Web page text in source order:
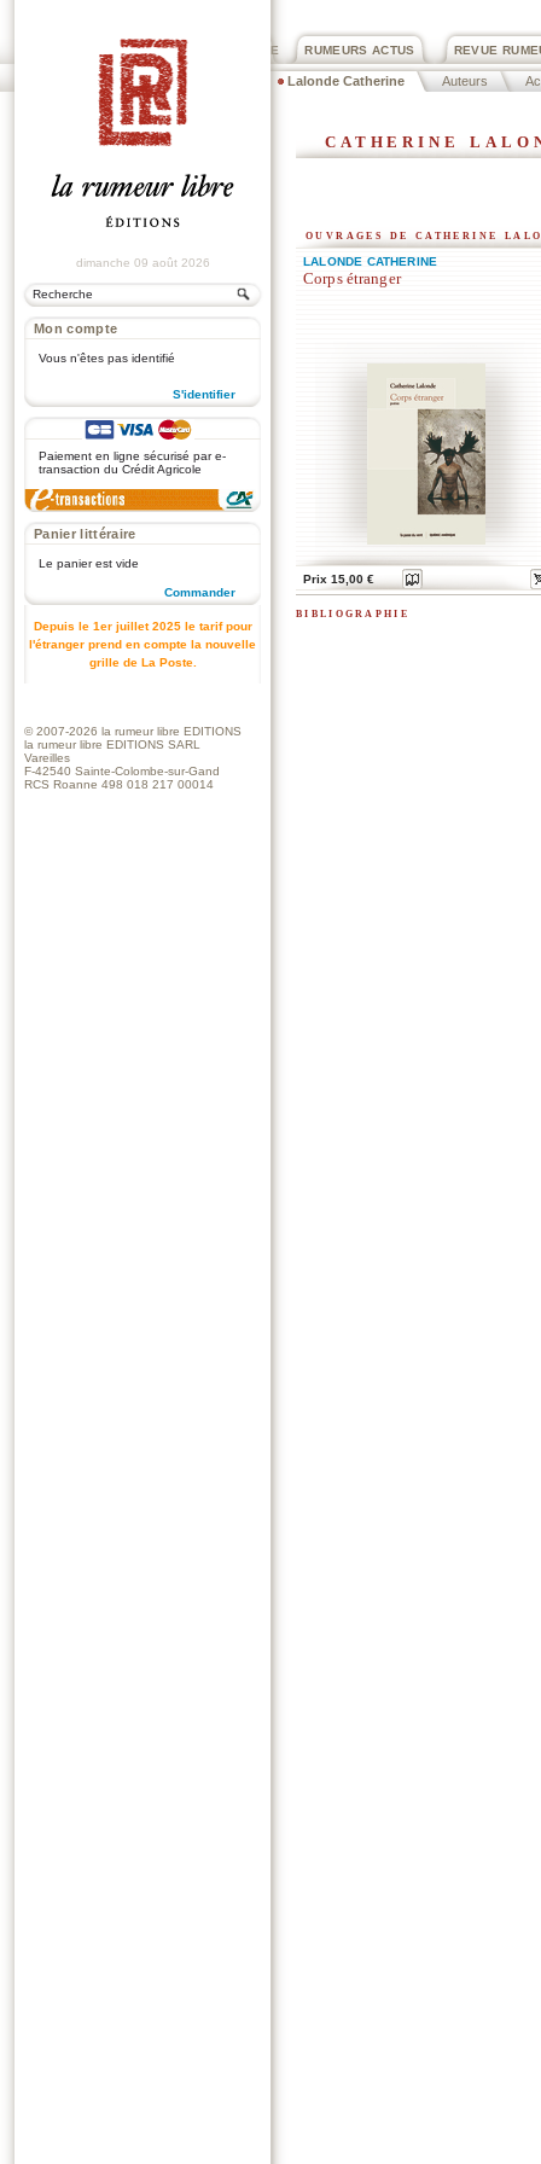
REVUE
RUMEURS ACTUS
PRIX ROGER DEXTRE
Lalonde Catherine Auteurs
dimanche 09 août 2026
Mon compte
Vous n'êtes pas identifié
S'identifier
Paiement en ligne sécurisé par e-
transaction du Crédit Agricole
Panier littéraire
Le panier est vide
Commander
Depuis le 1er juillet 2025 le tarif pour
l'étranger prend en compte la nouvelle
grille de La Poste.
catherine
ouvrages de catherine
LALONDE CATHERINE
Corps étranger
Prix 15,00 €
bibliographie
© 2007-2026 la rumeur libre EDITIONS
la rumeur libre EDITIONS SARL
Vareilles
F-42540 Sainte-Colombe-sur-Gand
RCS Roanne 498 018 217 00014